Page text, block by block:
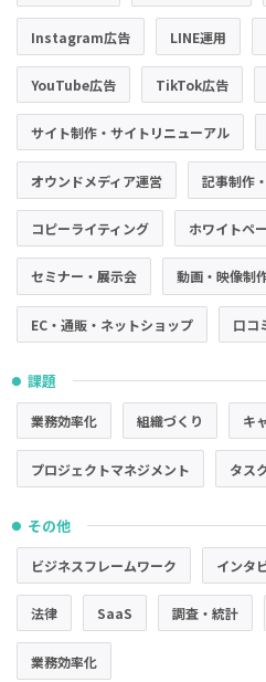
Instagram広告 LINE運用
YouTube広告 TikTok広告
サイト制作・サイトリニューアル
オウンドメディア運営 記事制作
コピーライティング ホワイトペ
セミナー・展示会 動画・映像制
EC・通販・ネットショップ 口コ
● 課題
業務効率化 組織づくり キ
プロジェクトマネジメント タス
● その他
ビジネスフレームワーク インタ
法律 SaaS 調査・統計
業務効率化